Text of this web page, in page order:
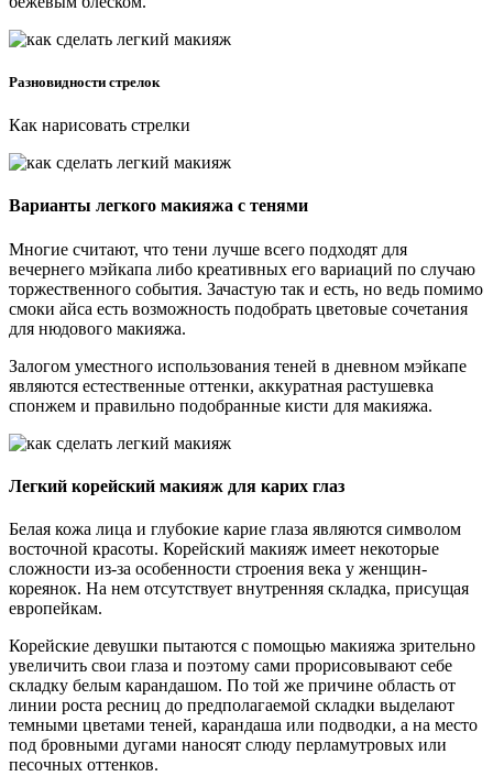
Разновидности стрелок
Как нарисовать стрелки
Варианты легкого макияжа с тенями
Многие считают, что тени лучше всего подходят для
вечернего мэйкапа либо креативных его вариаций по случаю
торжественного события. Зачастую так и есть, но ведь помимо
смоки айса есть возможность подобрать цветовые сочетания
для нюдового макияжа.
Залогом уместного использования теней в дневном мэйкапе
являются естественные оттенки, аккуратная растушевка
спонжем и правильно подобранные кисти для макияжа.
Легкий корейский макияж для карих глаз
Белая кожа лица и глубокие карие глаза являются символом
восточной красоты. Корейский макияж имеет некоторые
сложности из-за особенности строения века у женщин-
кореянок. На нем отсутствует внутренняя складка, присущая
европейкам.
Корейские девушки пытаются с помощью макияжа зрительно
увеличить свои глаза и поэтому сами прорисовывают себе
складку белым карандашом. По той же причине область от
линии роста ресниц до предполагаемой складки выделают
темными цветами теней, карандаша или подводки, а на место
под бровными дугами наносят слюду перламутровых или
песочных оттенков.